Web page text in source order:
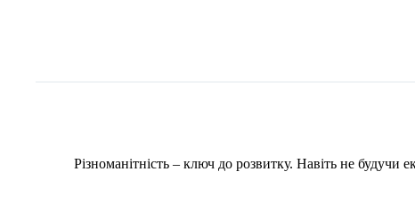
Різноманітність – ключ до розвитку. Навіть не